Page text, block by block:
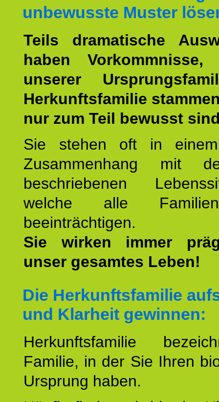
unbewusste Muster
Teils dramatische
haben
unserer
Herkunftsfamilie
nur zum Teil bewusst
Sie stehen oft in
Zusammenhang mit
beschriebenen
welche alle
beeinträchtigen.
Sie wirken immer
unser gesamtes Leben!
Die Herkunftsfamilie
und Klarheit gewinnen:
Herkunftsfamilie
Familie, in der Sie Ihren
Ursprung haben.